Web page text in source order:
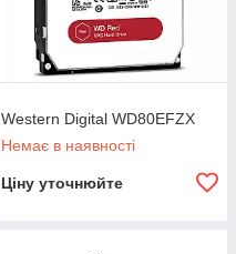
Western Digital WD80EFZX
Немає в наявності
Ціну уточнюйте